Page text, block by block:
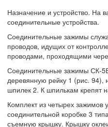
Назначение и устройство. На
соединительные устройства.
Соединительные зажимы
проводов, идущих от
проводами, проходящими
Соединительные зажимы СК-
деревянную рейку 1 (рис. 94),
шпилек 2. К шпилькам крепят
Комплект из четырех зажимов
соединительной коробке 3
съемную крышку. Крышку